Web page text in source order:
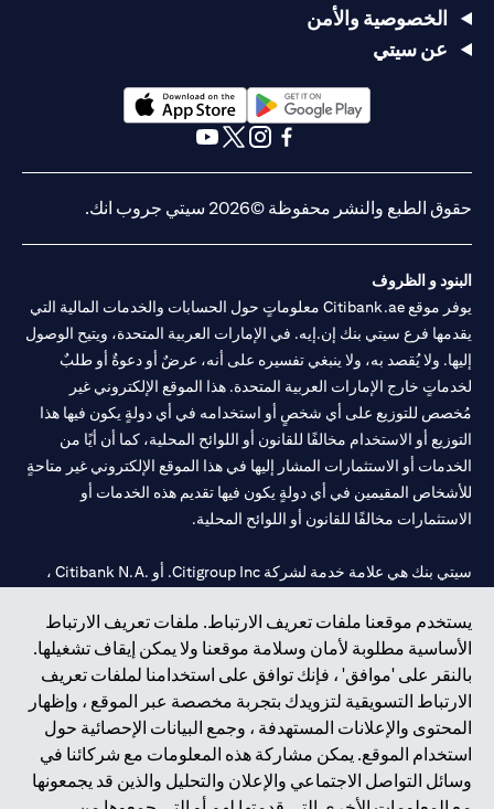
يستخدم موقعنا ملفات تعريف الارتباط. ملفات تعريف الارتباط
الأساسية مطلوبة لأمان وسلامة موقعنا ولا يمكن إيقاف تشغيلها.
بالنقر على 'موافق' ، فإنك توافق على استخدامنا لملفات تعريف
الارتباط التسويقية لتزويدك بتجربة مخصصة عبر الموقع ، وإظهار
المحتوى والإعلانات المستهدفة ، وجمع البيانات الإحصائية حول
استخدام الموقع. يمكن مشاركة هذه المعلومات مع شركائنا في
وسائل التواصل الاجتماعي والإعلان والتحليل والذين قد يجمعونها
الخصوصية والأمن
عن سيتي
(opens in a new tab)
حقوق الطبع والنشر محفوظة ©2026 سيتي جروب انك.
البنود و الظروف
يوفر موقع Citibank.ae معلوماتٍ حول الحسابات والخدمات المالية التي
يقدمها فرع سيتي بنك إن.إيه. في الإمارات العربية المتحدة، ويتيح الوصول
إليها. ولا يُقصد به، ولا ينبغي تفسيره على أنه، عرضٌ أو دعوةٌ أو طلبٌ
لخدماتٍ خارج الإمارات العربية المتحدة. هذا الموقع الإلكتروني غير
مُخصص للتوزيع على أي شخصٍ أو استخدامه في أي دولةٍ يكون فيها هذا
التوزيع أو الاستخدام مخالفًا للقانون أو اللوائح المحلية، كما أن أيًا من
الخدمات أو الاستثمارات المشار إليها في هذا الموقع الإلكتروني غير متاحةٍ
للأشخاص المقيمين في أي دولةٍ يكون فيها تقديم هذه الخدمات أو
الاستثمارات مخالفًا للقانون أو اللوائح المحلية.
سيتي بنك هي علامة خدمة لشركة Citigroup Inc. أو .Citibank N.A ،
سيتي بنك إن. إيه. الإمارات مسجل لدى مصرف الإمارات المركزي تحت
أرقام التراخيص 202563 لفرع الوصل في دبي، 531989 لفرع مول
الإمارات في دبي، وCN-1002019لفرع أبوظبي. هاتف: 4000 311 04.
فرع سيتي بنك إن إيه - الإمارات العربية المتحدة مرخص من مصرف
الإمارات العربية المتحدة المركزي كفرع لبنك أجنبي.
سيتي بنك إن إيه الإمارات العربية المتحدة مرخص من هيئة الأوراق المالية